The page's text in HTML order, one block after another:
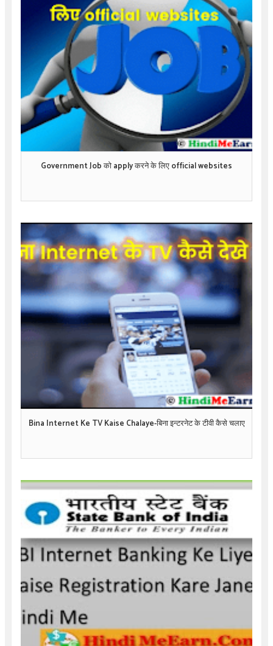
Government Job को apply करने के लिए official websites
Bina Internet Ke TV Kaise Chalaye-बिना इन्टरनेट के टीवी कैसे चलाए